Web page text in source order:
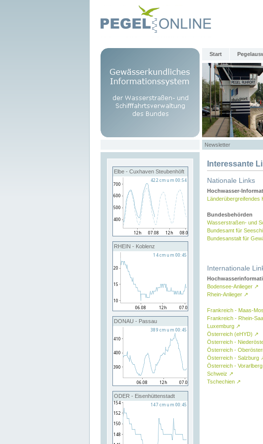
Start
Newsletter
Elbe - Cuxhaven Steubenhöft
RHEIN - Koblenz
DONAU - Passau
ODER - Eisenhüttenstadt
Interessante
Nationale Links
Hochwasser-
Bundesbehörden
Wasserstraßen- und
Bundesamt für
Bundesanstalt für
Internationale
Bodensee-Anlieger ↗
Rhein-Anlieger ↗
Frankreich - Maas-
Frankreich - Rhein-
Luxemburg ↗
Österreich (eHYD) ↗
Österreich -
Österreich -
Österreich - Salzburg
Österreich - Vorarlberg
Schweiz ↗
Tschechien ↗